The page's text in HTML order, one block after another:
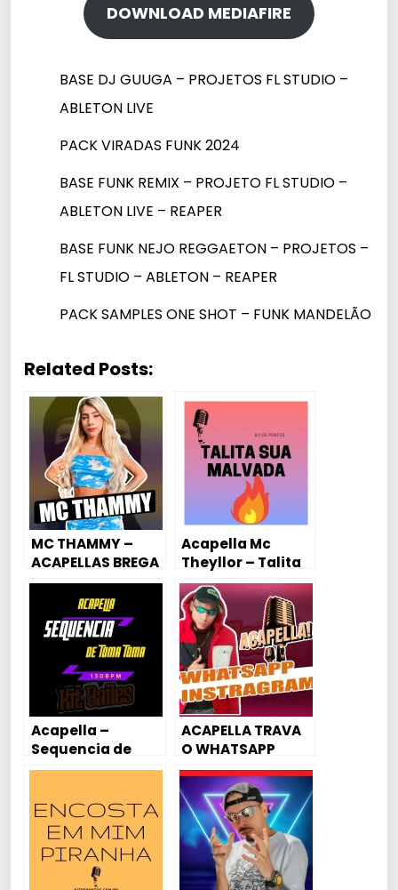
DOWNLOAD MEDIAFIRE
BASE DJ GUUGA – PROJETOS FL STUDIO –
ABLETON LIVE
PACK VIRADAS FUNK 2024
BASE FUNK REMIX – PROJETO FL STUDIO –
ABLETON LIVE – REAPER
BASE FUNK NEJO REGGAETON – PROJETOS –
FL STUDIO – ABLETON – REAPER
PACK SAMPLES ONE SHOT – FUNK MANDELÃO
Related Posts:
MC THAMMY –
ACAPELLAS BREGA
FUNK / MANDELÃO
Acapella Mc
Theyllor – Talita
sua Malvada 🔥
Acapella –
Sequencia de
Toma Toma
130BPM – Mc
Leandrinho
ACAPELLA TRAVA
O WHATSAPP
TRAVA O
INSTAGRAM – MC
CYCLOPE DA
CAPITAL